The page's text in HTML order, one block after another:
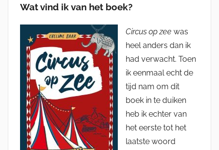
Wat vind ik van het boek?
Circus op zee was
heel anders dan ik
had verwacht. Toen
ik eenmaal echt de
tijd nam om dit
boek in te duiken
heb ik echter van
het eerste tot het
laatste woord